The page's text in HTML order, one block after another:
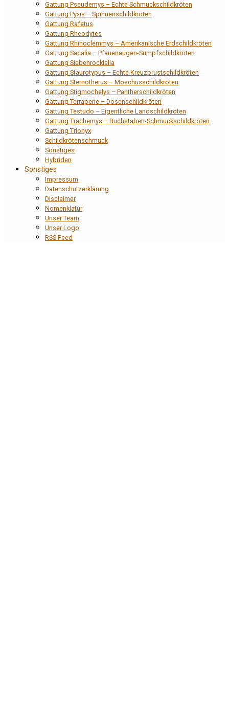
Gattung Pseudemys – Echte Schmuckschildkröten
Gattung Pyxis – Spinnenschildkröten
Gattung Rafetus
Gattung Rheodytes
Gattung Rhinoclemmys – Amerikanische Erdschildkröten
Gattung Sacalia – Pfauenaugen-Sumpfschildkröten
Gattung Siebenrockiella
Gattung Staurotypus – Echte Kreuzbrustschildkröten
Gattung Sternotherus – Moschusschildkröten
Gattung Stigmochelys – Pantherschildkröten
Gattung Terrapene – Dosenschildkröten
Gattung Testudo – Eigentliche Landschildkröten
Gattung Trachemys – Buchstaben-Schmuckschildkröten
Gattung Trionyx
Schildkrötenschmuck
Sonstiges
Hybriden
Sonstiges
Impressum
Datenschutzerklärung
Disclaimer
Nomenklatur
Unser Team
Unser Logo
RSS Feed